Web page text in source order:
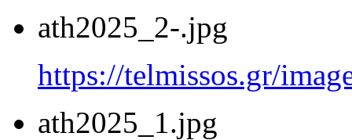
ath2025_2-.jpg
https://telmissos.gr/
ath2025_1.jpg